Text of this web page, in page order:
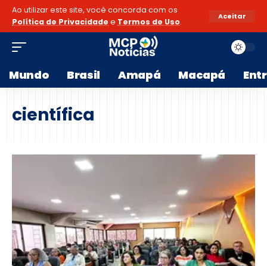
Ao utilizar este site, você concorda com os
Política de Privacidade e Termos de Uso.
Aceitar
Mundo Brasil Amapá Macapá
científica